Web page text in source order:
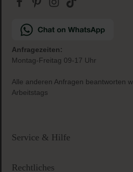
Anfragezeiten:
Montag-Freitag 09-17 Uhr
Alle anderen Anfragen beantworten
Arbeitstags
Service & Hilfe
Rechtliches